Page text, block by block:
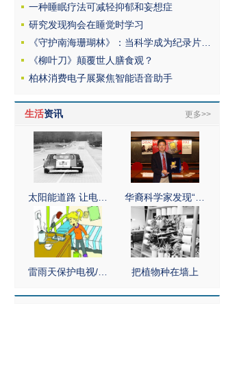
一种睡眠疗法可减轻抑郁和妄想症
研究发现狗会在睡觉时学习
《守护南海珊瑚林》：当科学成为纪录片…
《柳叶刀》颠覆世人膳食观？
柏林消费电子展聚焦智能语音助手
生活资讯 更多>>
太阳能道路 让电… 华裔科学家发现“…
雷雨天保护电视/… 把植物种在墙上